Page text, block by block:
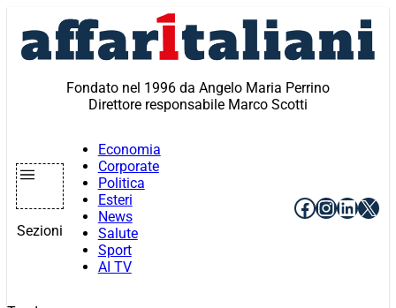
contenuto
Fondato nel 1996 da Angelo Maria Perrino
Direttore responsabile Marco Scotti
Sezioni
Economia
Corporate
Politica
Esteri
News
Salute
Sport
AI TV
Facebook
X